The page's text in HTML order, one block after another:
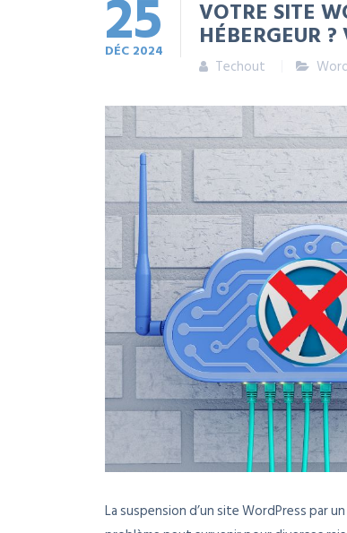
DÉC 2024
VOTRE SITE
HÉBERGEUR
Techout
La suspension d’un site WordPress par